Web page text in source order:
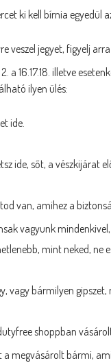
ki kell bírnia egyedül
veszel jegyet, figyelj
a 16.17.18. illetve
ilyen ülés:
ide.
ide, sőt, a vészkijárat
van, amihez a
vagyunk
mint neked, ne
vagy bármilyen
shoppban
a megvásárolt bármi,